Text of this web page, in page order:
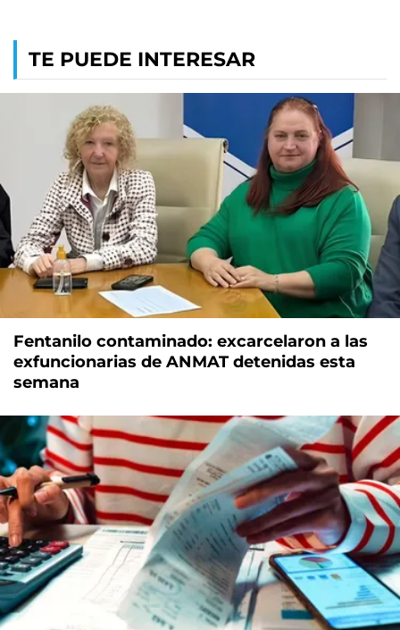
TE PUEDE INTERESAR
Fentanilo contaminado: excarcelaron a las
exfuncionarias de ANMAT detenidas esta
semana